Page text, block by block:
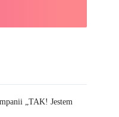
„TAK! Jestem